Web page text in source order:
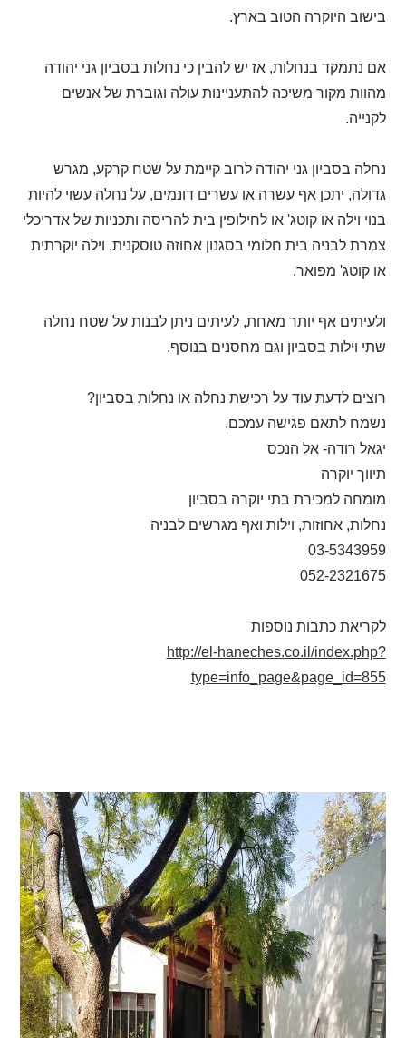
בישוב היוקרה הטוב בארץ.
אם נתמקד בנחלות, אז יש להבין כי נחלות בסביון גני יהודה
מהוות מקור משיכה להתעניינות עולה וגוברת של אנשים
לקנייה.
נחלה בסביון גני יהודה לרוב קיימת על שטח קרקע, מגרש
גדולה, יתכן אף עשרה או עשרים דונמים, על נחלה עשוי להיות
בנוי וילה או קוטג' או לחילופין בית להריסה ותכניות של אדריכלי
צמרת לבניה בית חלומי בסגנון אחוזה טוסקנית, וילה יוקרתית
או קוטג' מפואר.
ולעיתים אף יותר מאחת, לעיתים ניתן לבנות על שטח נחלה
שתי וילות בסביון וגם מחסנים בנוסף.
רוצים לדעת עוד על רכישת נחלה או נחלות בסביון?
נשמח לתאם פגישה עמכם,
יגאל רודה- אל הנכס
תיווך יוקרה
מומחה למכירת בתי יוקרה בסביון
נחלות, אחוזות, וילות ואף מגרשים לבניה
03-5343959
052-2321675
לקריאת כתבות נוספות
http://el-haneches.co.il/index.php?
type=info_page&page_id=855